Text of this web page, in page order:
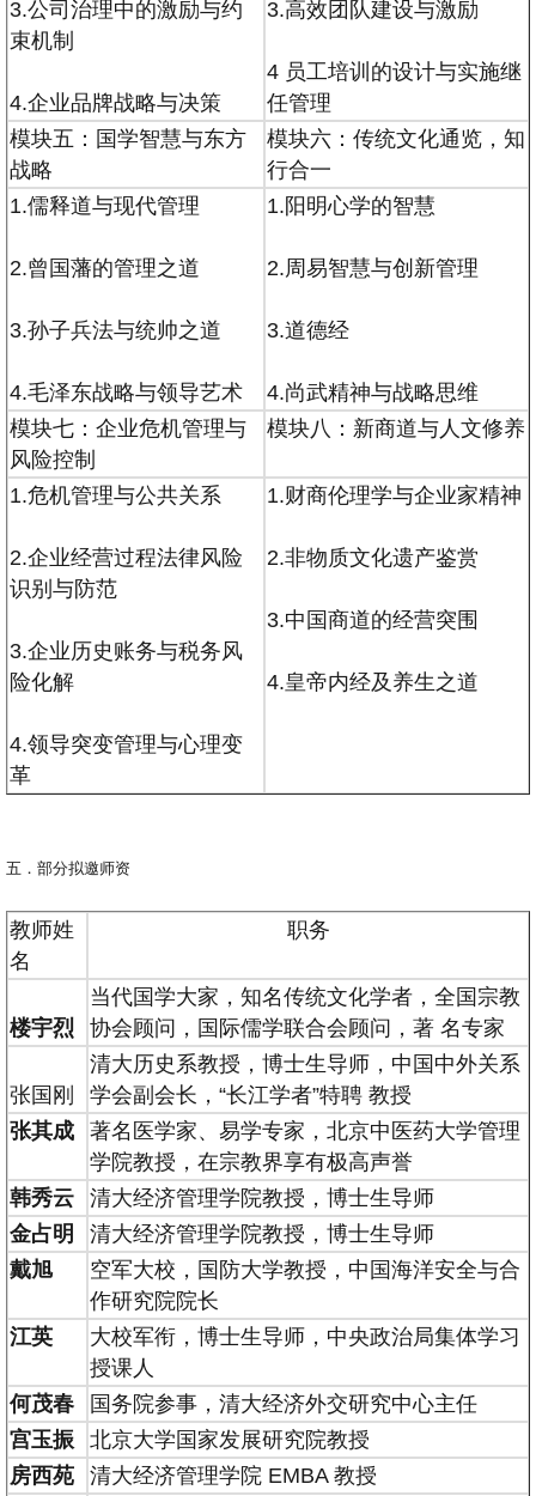
3.公司治理中的激励与约
束机制
4.企业品牌战略与决策
3.高效团队建设与激励
4 员工培训的设计与实施继
任管理
模块五：国学智慧与东方
战略
模块六：传统文化通览，知
行合一
1.儒释道与现代管理
2.曾国藩的管理之道
3.孙子兵法与统帅之道
4.毛泽东战略与领导艺术
1.阳明心学的智慧
2.周易智慧与创新管理
3.道德经
4.尚武精神与战略思维
模块七：企业危机管理与
风险控制
模块八：新商道与人文修养
1.危机管理与公共关系
2.企业经营过程法律风险
识别与防范
3.企业历史账务与税务风
险化解
4.领导突变管理与心理变
革
1.财商伦理学与企业家精神
2.非物质文化遗产鉴赏
3.中国商道的经营突围
4.皇帝内经及养生之道
五．部分拟邀师资
教师姓
名
职务
楼宇烈
当代国学大家，知名传统文化学者，全国宗教
协会顾问，国际儒学联合会顾问，著 名专家
张国刚
清大历史系教授，博士生导师，中国中外关系
学会副会长，“长江学者”特聘 教授
张其成
著名医学家、易学专家，北京中医药大学管理
学院教授，在宗教界享有极高声誉
韩秀云
清大经济管理学院教授，博士生导师
金占明
清大经济管理学院教授，博士生导师
戴旭
空军大校，国防大学教授，中国海洋安全与合
作研究院院长
江英
大校军衔，博士生导师，中央政治局集体学习
授课人
何茂春
国务院参事，清大经济外交研究中心主任
宫玉振
北京大学国家发展研究院教授
房西苑
清大经济管理学院 EMBA 教授